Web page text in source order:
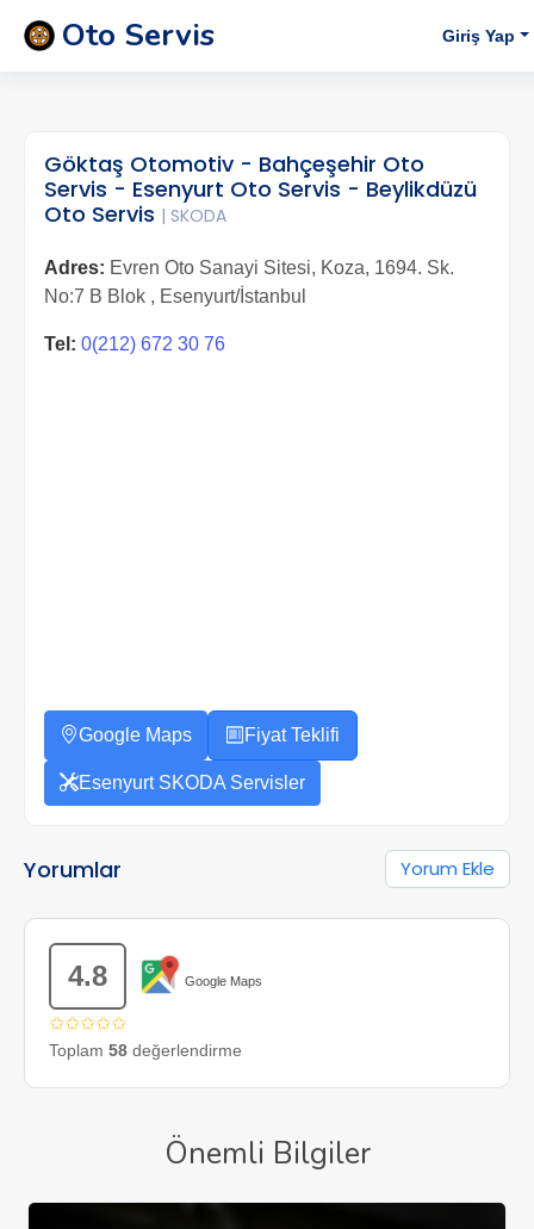
Oto Servis Giriş Yap
Göktaş Otomotiv - Bahçeşehir Oto
Servis - Esenyurt Oto Servis - Beylikdüzü
Oto Servis | SKODA
Adres: Evren Oto Sanayi Sitesi, Koza, 1694. Sk.
No:7 B Blok , Esenyurt/İstanbul
Tel: 0(212) 672 30 76
Google Maps Fiyat Teklifi
Esenyurt SKODA Servisler
Yorumlar Yorum Ekle
4.8 Google Maps
✩✩✩✩✩
Toplam 58 değerlendirme
Önemli Bilgiler